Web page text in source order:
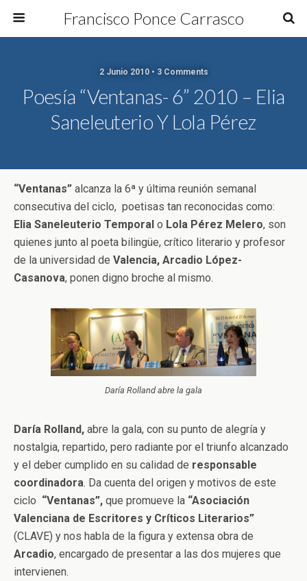
Francisco Ponce Carrasco
2 Junio 2010 • 3 Comments
Poesía “Ventanas- 6” 2010 – Elia
Saneleuterio Y Lola Pérez
“Ventanas” alcanza la 6ª y última reunión semanal
consecutiva del ciclo, poetisas tan reconocidas como:
Elia Saneleuterio Temporal o Lola Pérez Melero, son
quienes junto al poeta bilingüe, crítico literario y profesor
de la universidad de Valencia, Arcadio López-
Casanova, ponen digno broche al mismo.
Daría Rolland abre la gala
Daría Rolland, abre la gala, con su punto de alegría y
nostalgia, repartido, pero radiante por el triunfo alcanzado
y el deber cumplido en su calidad de responsable
coordinadora. Da cuenta del origen y motivos de este
ciclo “Ventanas”, que promueve la “Asociación
Valenciana de Escritores y Críticos Literarios”
(CLAVE) y nos habla de la figura y extensa obra de
Arcadio, encargado de presentar a las dos mujeres que
intervienen.